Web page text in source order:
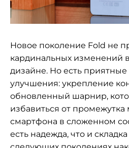
Новое поколение Fold не
кардинальных изменений
дизайне. Но есть
улучшения: укрепление
обновленный шарнир,
избавиться от
смартфона в сложенном
есть надежда, что и